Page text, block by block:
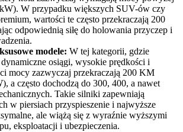
W przypadku większych SUV-ów czy
wartości te często przekraczają 200
odpowiednią siłę do holowania przyczep i
modele: W tej kategorii, gdzie
osiągi, wysokie prędkości i
mocy zazwyczaj przekraczają 200 KM
a często dochodzą do 300, 400, a nawet
Takie silniki zapewniają
w piersiach przyspieszenie i najwyższe
ale wiążą się z wyraźnie wyższymi
eksploatacji i ubezpieczenia.